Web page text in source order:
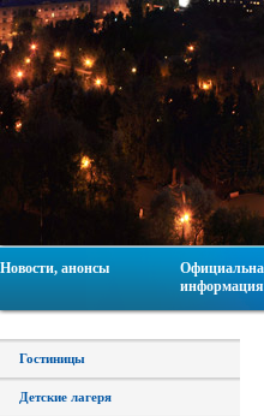
Новости, анонсы
информация
Гостиницы
Детские лагеря